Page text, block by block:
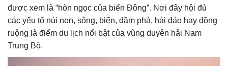
được xem là “hòn ngọc của biển Đông”. Nơi đây hội đủ
các yếu tố núi non, sông, biển, đầm phá, hải đảo hay đồng
ruộng là điểm du lịch nổi bật của vùng duyên hải Nam
Trung Bộ.